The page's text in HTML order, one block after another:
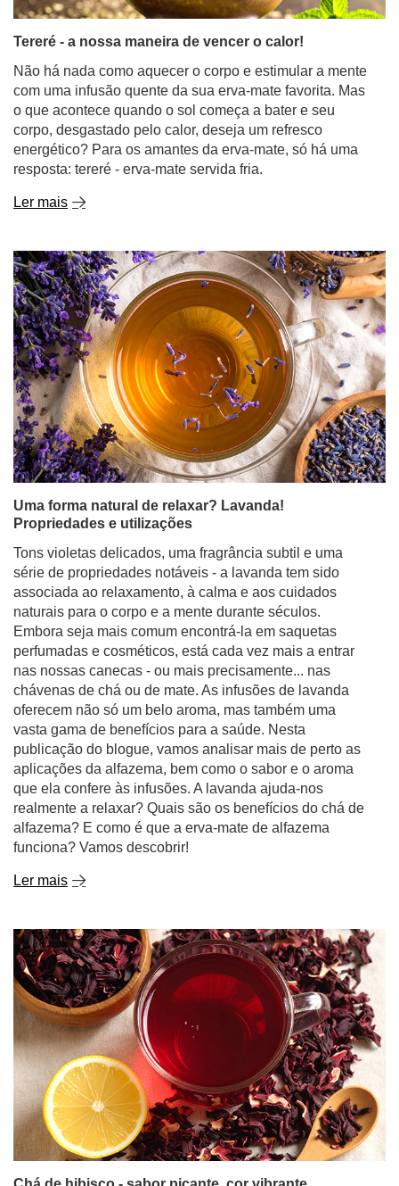
Tereré - a nossa maneira de vencer o calor!
Não há nada como aquecer o corpo e estimular a mente
com uma infusão quente da sua erva-mate favorita. Mas
o que acontece quando o sol começa a bater e seu
corpo, desgastado pelo calor, deseja um refresco
energético? Para os amantes da erva-mate, só há uma
resposta: tereré - erva-mate servida fria.
Ler mais
Uma forma natural de relaxar? Lavanda!
Propriedades e utilizações
Tons violetas delicados, uma fragrância subtil e uma
série de propriedades notáveis - a lavanda tem sido
associada ao relaxamento, à calma e aos cuidados
naturais para o corpo e a mente durante séculos.
Embora seja mais comum encontrá-la em saquetas
perfumadas e cosméticos, está cada vez mais a entrar
nas nossas canecas - ou mais precisamente... nas
chávenas de chá ou de mate. As infusões de lavanda
oferecem não só um belo aroma, mas também uma
vasta gama de benefícios para a saúde. Nesta
publicação do blogue, vamos analisar mais de perto as
aplicações da alfazema, bem como o sabor e o aroma
que ela confere às infusões. A lavanda ajuda-nos
realmente a relaxar? Quais são os benefícios do chá de
alfazema? E como é que a erva-mate de alfazema
funciona? Vamos descobrir!
Ler mais